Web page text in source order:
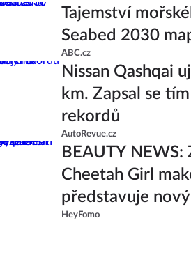
Tajemství
Seabed 2030
ABC.cz
Nissan Qashqai
km. Zapsal se
rekordů
AutoRevue.cz
BEAUTY NEWS:
Cheetah Girl
představuje
HeyFomo